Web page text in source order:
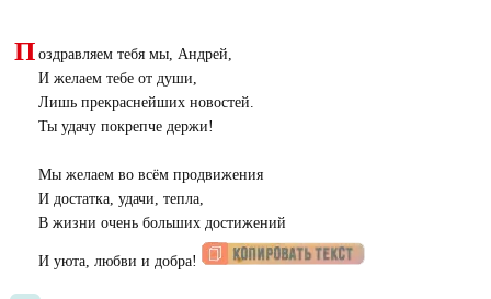
П оздравляем тебя мы, Андрей,
И желаем тебе от души,
Лишь прекраснейших новостей.
Ты удачу покрепче держи!
Мы желаем во всём продвижения
И достатка, удачи, тепла,
В жизни очень больших достижений
И уюта, любви и добра!